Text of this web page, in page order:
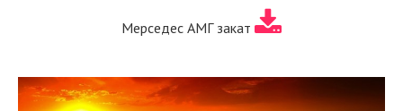
Мерседес АМГ закат